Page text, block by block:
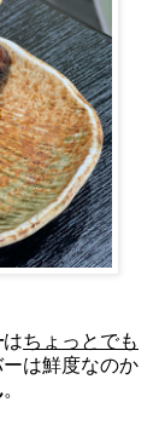
はちょっとでも
は鮮度なのか
。